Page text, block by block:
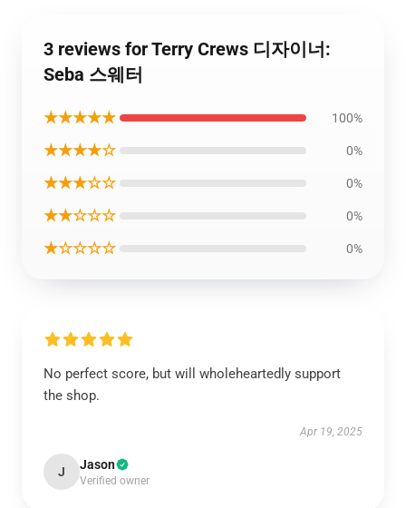
3 reviews for Terry Crews 디자이너:
Seba 스웨터
★★★★★ 100%
★★★★☆ 0%
★★★☆☆ 0%
★★☆☆☆ 0%
★☆☆☆☆ 0%
No perfect score, but will wholeheartedly support
the shop.
Apr 19, 2025
J Jason
Verified owner